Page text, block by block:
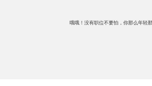
哦哦！没有职位不要怕，你那么年轻